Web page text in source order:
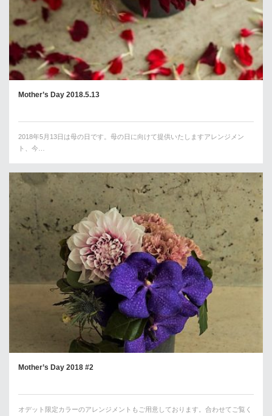
Mother’s Day 2018.5.13
2018年5月13日は母の日です。母の日に向けて提供いたしますアレンジメン
ト、今…
Mother’s Day 2018 #2
オデット限定カラーのアレンジメントもご用意しております。合わせてご覧く